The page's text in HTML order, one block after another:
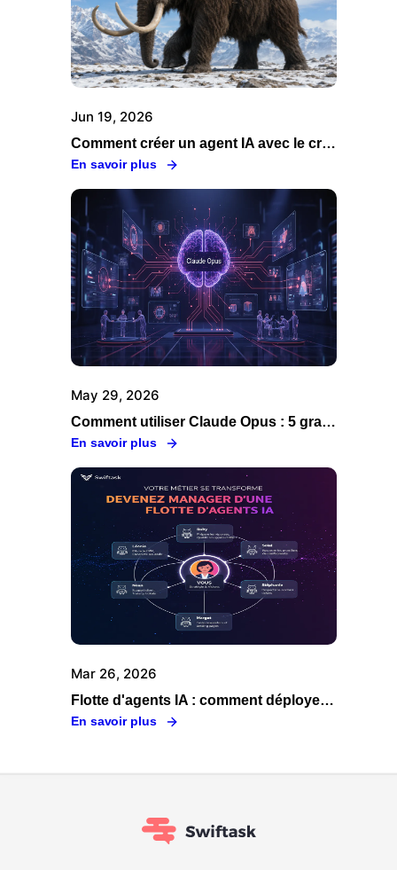
Jun 19, 2026
Comment créer un agent IA avec le créateur d'agent Swiftask
En savoir plus
May 29, 2026
Comment utiliser Claude Opus : 5 grandes raisons de passer par Swiftask
En savoir plus
Mar 26, 2026
Flotte d'agents IA : comment déployer, orchestrer et gouverner vos agents en entreprise
En savoir plus